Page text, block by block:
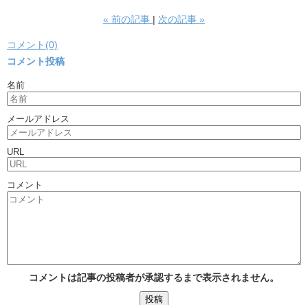
« 前の記事 次の記事 »
コメント(0)
コメント投稿
名前
メールアドレス
URL
コメント
コメントは記事の投稿者が承認するまで表示されません。